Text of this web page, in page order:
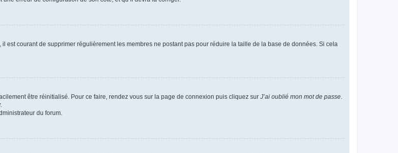
est courant de supprimer régulièrement les membres ne postant pas pour réduire la taille de la base de données. Si cela
être réinitialisé. Pour ce faire, rendez vous sur la page de connexion puis cliquez sur J’ai oublié mon mot de passe
du forum.